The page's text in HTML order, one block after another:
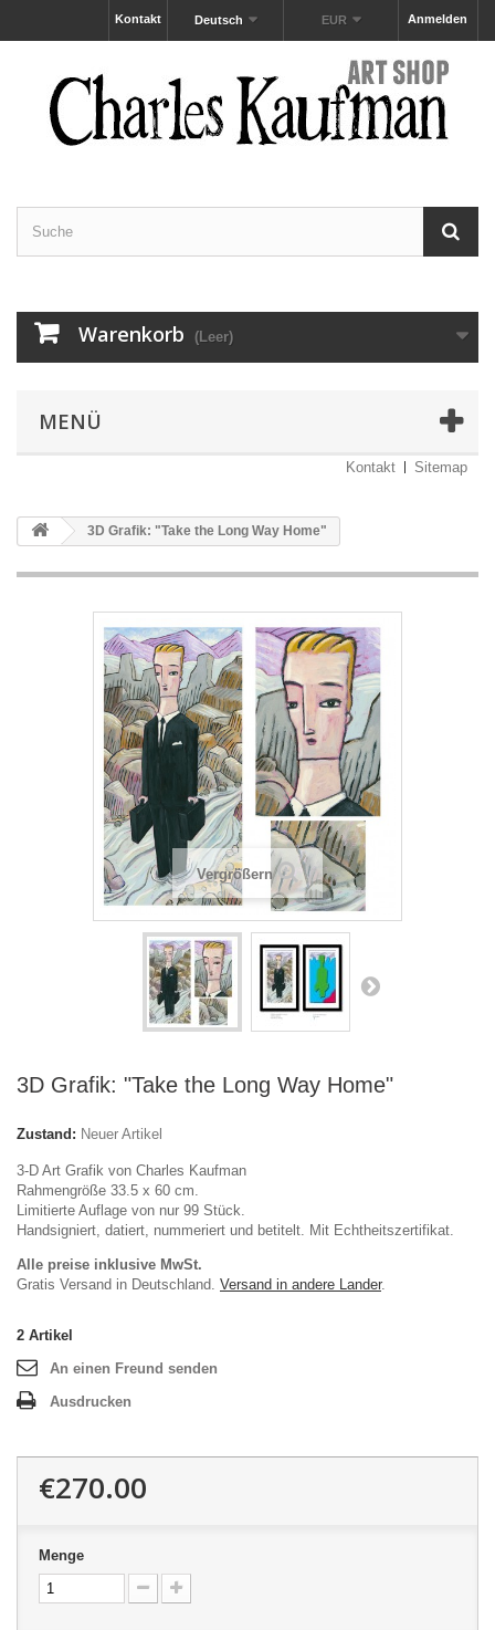
Anmelden
EUR
Deutsch
Kontakt
Warenkorb (Leer)
MENÜ
Kontakt Sitemap
3D Grafik: "Take the Long Way Home"
Vergrößern
3D Grafik: "Take the Long Way Home"
Zustand: Neuer Artikel
3-D Art Grafik von Charles Kaufman
Rahmengröße 33.5 x 60 cm.
Limitierte Auflage von nur 99 Stück.
Handsigniert, datiert, nummeriert und betitelt. Mit Echtheitszertifikat.
Alle preise inklusive MwSt.
Gratis Versand in Deutschland. Versand in andere Lander.
2 Artikel
An einen Freund senden
Ausdrucken
€270.00
Menge